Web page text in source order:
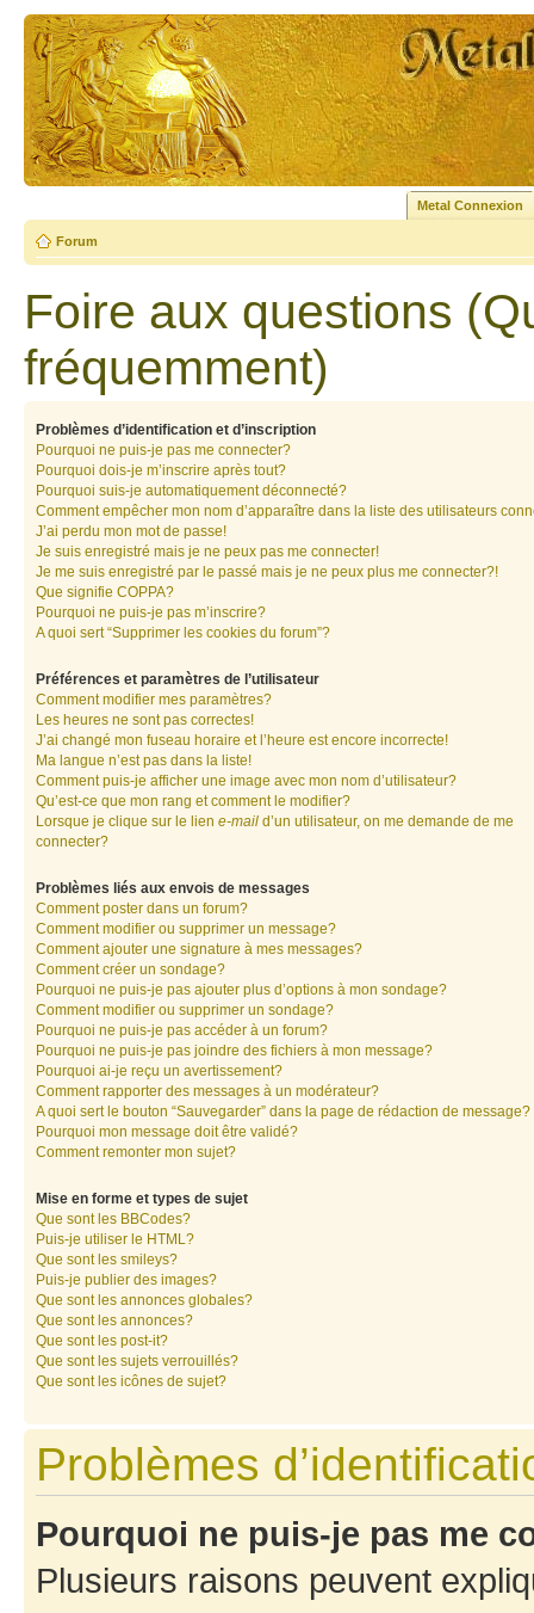
Metal Connexion
Forum
Foire aux questions
fréquemment)
Problèmes d’identification et d’inscription
Pourquoi ne puis-je pas me connecter?
Pourquoi dois-je m’inscrire après tout?
Pourquoi suis-je automatiquement déconnecté?
Comment empêcher mon nom d’apparaître dans la liste des utilisateurs
J’ai perdu mon mot de passe!
Je suis enregistré mais je ne peux pas me connecter!
Je me suis enregistré par le passé mais je ne peux plus me connecter?!
Que signifie COPPA?
Pourquoi ne puis-je pas m’inscrire?
A quoi sert “Supprimer les cookies du forum”?
Préférences et paramètres de l’utilisateur
Comment modifier mes paramètres?
Les heures ne sont pas correctes!
J’ai changé mon fuseau horaire et l’heure est encore incorrecte!
Ma langue n’est pas dans la liste!
Comment puis-je afficher une image avec mon nom d’utilisateur?
Qu’est-ce que mon rang et comment le modifier?
Lorsque je clique sur le lien e-mail d’un utilisateur, on me demande de me
connecter?
Problèmes liés aux envois de messages
Comment poster dans un forum?
Comment modifier ou supprimer un message?
Comment ajouter une signature à mes messages?
Comment créer un sondage?
Pourquoi ne puis-je pas ajouter plus d’options à mon sondage?
Comment modifier ou supprimer un sondage?
Pourquoi ne puis-je pas accéder à un forum?
Pourquoi ne puis-je pas joindre des fichiers à mon message?
Pourquoi ai-je reçu un avertissement?
Comment rapporter des messages à un modérateur?
A quoi sert le bouton “Sauvegarder” dans la page de rédaction de message?
Pourquoi mon message doit être validé?
Comment remonter mon sujet?
Mise en forme et types de sujet
Que sont les BBCodes?
Puis-je utiliser le HTML?
Que sont les smileys?
Puis-je publier des images?
Que sont les annonces globales?
Que sont les annonces?
Que sont les post-it?
Que sont les sujets verrouillés?
Que sont les icônes de sujet?
Problèmes
Pourquoi ne puis-je pas me
Plusieurs raisons peuvent